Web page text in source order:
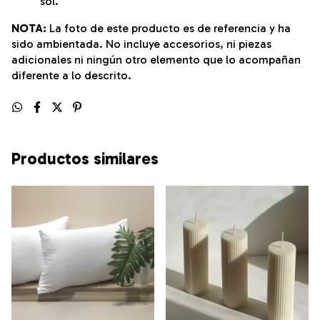
NOTA: La foto de este producto es de referencia y ha
sido ambientada. No incluye accesorios, ni piezas
adicionales ni ningún otro elemento que lo acompañan
diferente a lo descrito.
Productos similares